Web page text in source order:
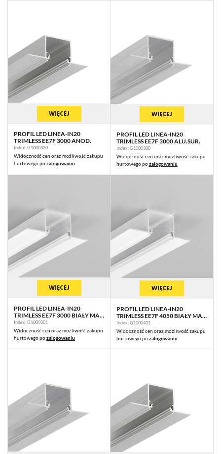
WIĘCEJ
PROFIL LED LINEA-IN20
TRIMLESS EE7F 3000 ANOD.
Index: G1000320
Widoczność cen oraz możliwość zakupu
hurtowego pozalogowaniu
WIĘCEJ
PROFIL LED LINEA-IN20
TRIMLESS EE7F 3000 ALU.SUR.
Index: G1000300
Widoczność cen oraz możliwość zakupu
hurtowego pozalogowaniu
WIĘCEJ
PROFIL LED LINEA-IN20
TRIMLESS EE7F 3000 BIAŁY MAL.
RAL9003 /OP
Index: G1000301
Widoczność cen oraz możliwość zakupu
hurtowego pozalogowaniu
WIĘCEJ
PROFIL LED LINEA-IN20
TRIMLESS EE7F 4050 BIAŁY MAL.
RAL9003 /OP
Index: G1000401
Widoczność cen oraz możliwość zakupu
hurtowego pozalogowaniu